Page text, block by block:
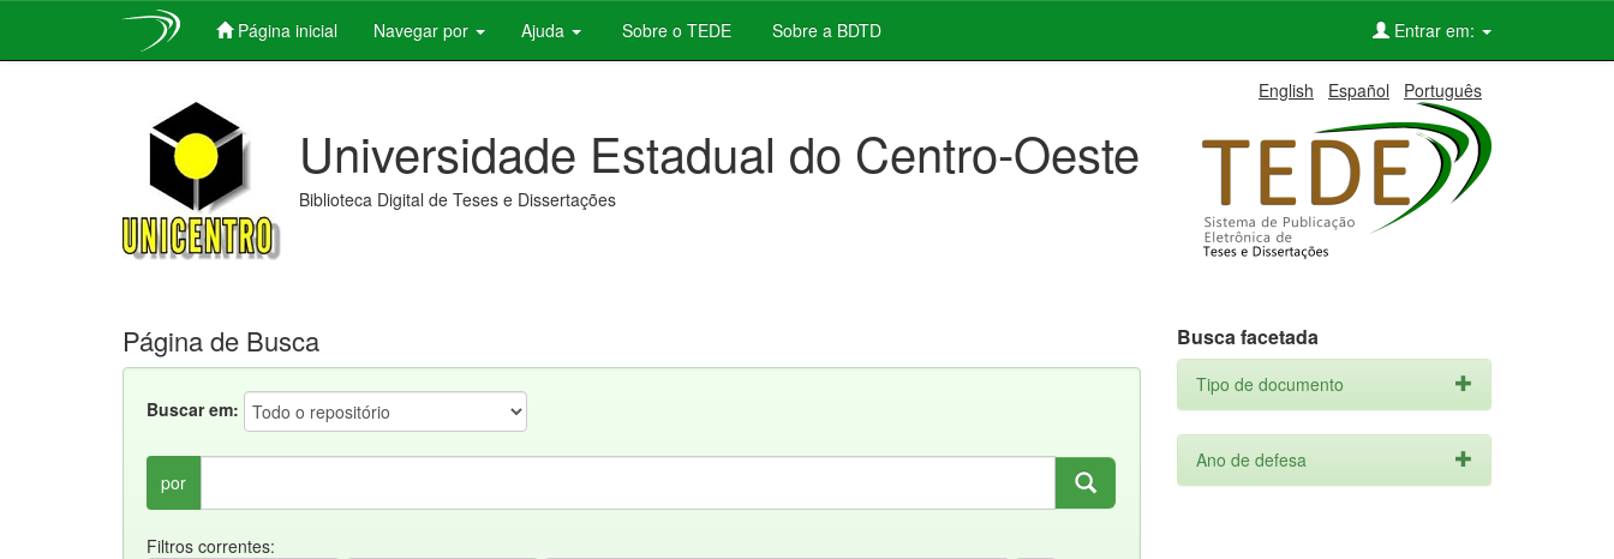
Página inicial Navegar por Ajuda Sobre o TEDE Sobre a BDTD Entrar em:
English Español Português
Universidade Estadual do Centro-Oeste
Biblioteca Digital de Teses e Dissertações
Página de Busca
Buscar em:
por
Filtros correntes:
Busca facetada
Tipo de documento
Ano de defesa